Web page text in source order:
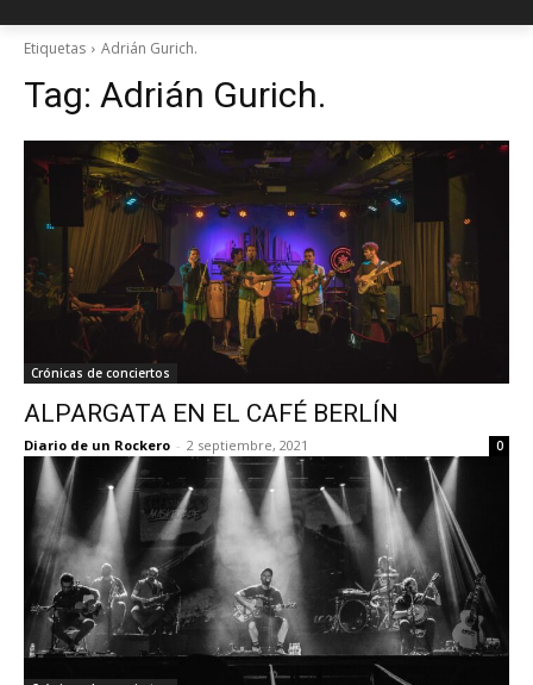
Etiquetas Adrián Gurich.
Tag: Adrián Gurich.
Crónicas de conciertos
ALPARGATA EN EL CAFÉ BERLÍN
Diario de un Rockero - 2 septiembre, 2021 0